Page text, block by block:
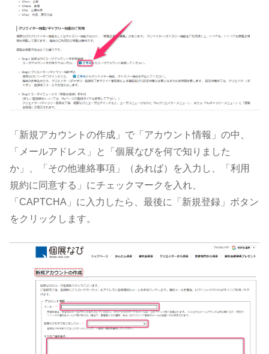
「新規アカウントの作成」で「アカウント情報」の中、
「メールアドレス」と「個展なびを何で知りました
か」、「その他連絡事項」（あれば）を入力し、「利用
規約に同意する」にチェックマークを入れ、
「CAPTCHA」に入力したら、最後に「新規登録」ボタン
をクリックします。